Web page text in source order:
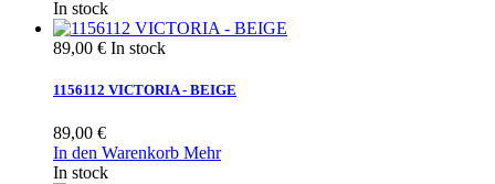
In stock
89,00 € In stock
1156112 VICTORIA - BEIGE
89,00 €
In den Warenkorb Mehr
In stock